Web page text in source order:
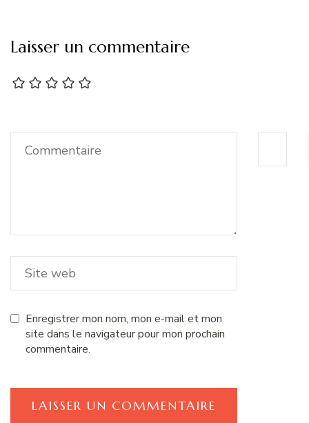
Laisser un commentaire
Enregistrer mon nom, mon e-mail et mon
site dans le navigateur pour mon prochain
commentaire.